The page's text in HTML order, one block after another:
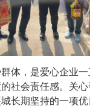
体，是爱心企业一
社会责任感。关
长期坚持的一项